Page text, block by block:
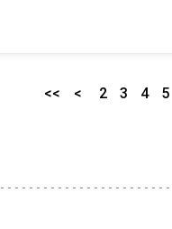
<< < 2 3 4 5